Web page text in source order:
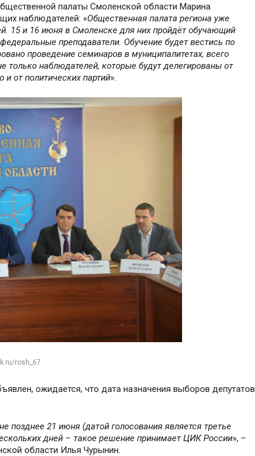
палаты Смоленской области Марина
наблюдателей: «Общественная палата региона уже
15 и 16 июня в Смоленске для них пройдёт обучающий
преподаватели. Обучение будет вестись по
проведение семинаров в муниципалитетах, всего
только наблюдателей, которые будут делегированы от
от политических партий».
rosh_67
ожидается, что дата назначения выборов депутатов
позднее 21 июня (датой голосования является третье
дней – такое решение принимает ЦИК России», –
области Илья Чурынин.